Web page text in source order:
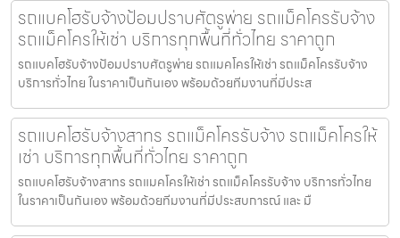
รถแบคโฮรับจ้างป้อมปราบศัตรูพ่าย รถแม็คโครรับจ้าง
รถแม็คโครให้เช่า บริการทุกพื้นที่ทั่วไทย ราคาถูก
รถแบคโฮรับจ้างป้อมปราบศัตรูพ่าย รถแมคโครให้เช่า รถแม็คโครรับจ้าง
บริการทั่วไทย ในราคาเป็นกันเอง พร้อมด้วยทีมงานที่มีประส
รถแบคโฮรับจ้างสาทร รถแม็คโครรับจ้าง รถแม็คโครให้
เช่า บริการทุกพื้นที่ทั่วไทย ราคาถูก
รถแบคโฮรับจ้างสาทร รถแมคโครให้เช่า รถแม็คโครรับจ้าง บริการทั่วไทย
ในราคาเป็นกันเอง พร้อมด้วยทีมงานที่มีประสบการณ์ และ มื